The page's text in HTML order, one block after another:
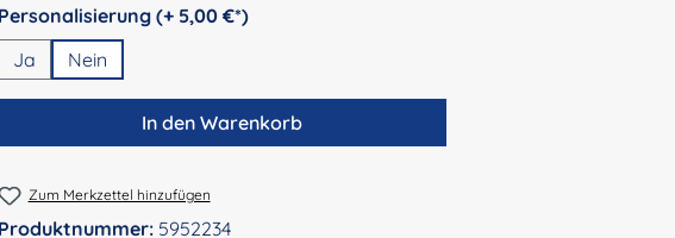
Personalisierung (+ 5,00 €*)auswählen
Ja
Nein
In den Warenkorb
Zum Merkzettel hinzufügen
Produktnummer: 5952234